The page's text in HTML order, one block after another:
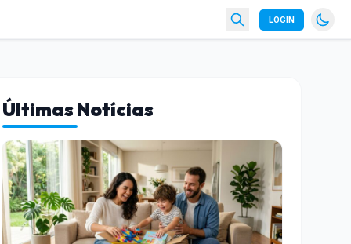
LOGIN
Últimas Notícias